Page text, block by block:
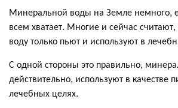
Минеральной воды на Земле немного,
всем хватает. Многие и сейчас
воду только пьют и используют в
С одной стороны это правильно,
действительно, используют в качестве
лечебных целях.